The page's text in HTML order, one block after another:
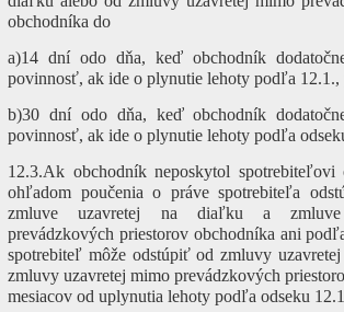
obchodníka do
a)14 dní odo dňa, keď obchodník
povinnosť, ak ide o plynutie lehoty podľa 12.1.,
b)30 dní odo dňa, keď obchodník
povinnosť, ak ide o plynutie lehoty podľa
12.3.Ak obchodník neposkytol spotrebiteľovi
ohľadom poučenia o práve spotrebiteľa
zmluve uzavretej na diaľku a
prevádzkových priestorov obchodníka ani
spotrebiteľ môže odstúpiť od zmluvy
zmluvy uzavretej mimo prevádzkových
mesiacov od uplynutia lehoty podľa odseku